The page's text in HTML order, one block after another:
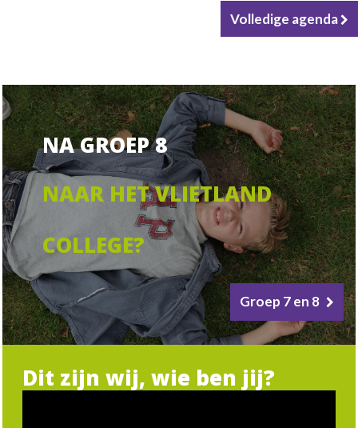
Volledige agenda
NA GROEP 8
NAAR HET VLIETLAND
COLLEGE?
Groep 7 en 8
Dit zijn wij, wie ben jij?